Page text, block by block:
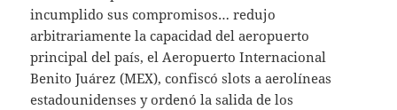
incumplido sus compromisos… redujo
arbitrariamente la capacidad del aeropuerto
principal del país, el Aeropuerto Internacional
Benito Juárez (MEX), confiscó slots a aerolíneas
estadounidenses y ordenó la salida de los